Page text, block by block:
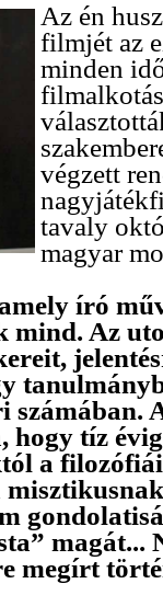
Az én
filmjét az
minden
végzett
tavaly
magyar
író
mind. Az
hogy tíz
a
magát...
megírt